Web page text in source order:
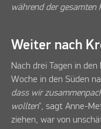
während der gesamten
Weiter nach
Nach drei Tagen in
Woche in den Süden
dass wir
wollten", sagt Anne-
ziehen, war von